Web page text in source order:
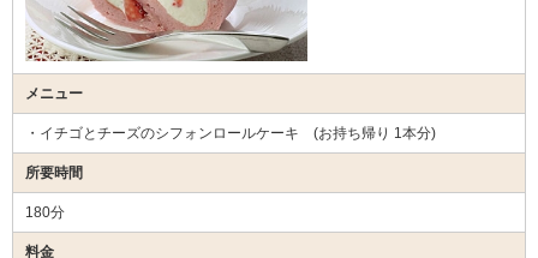
メニュー
・イチゴとチーズのシフォンロールケーキ (お持ち帰り 1本分)
所要時間
180分
料金